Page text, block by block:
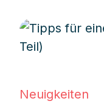
Neuigkeiten